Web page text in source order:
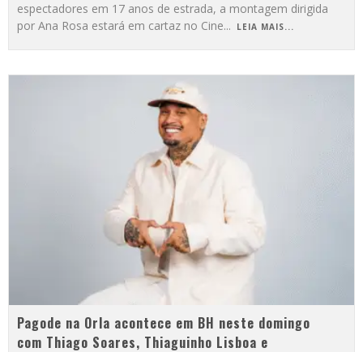
espectadores em 17 anos de estrada, a montagem dirigida
por Ana Rosa estará em cartaz no Cine... LEIA MAIS...
Pagode na Orla acontece em BH neste domingo
com Thiago Soares, Thiaguinho Lisboa e